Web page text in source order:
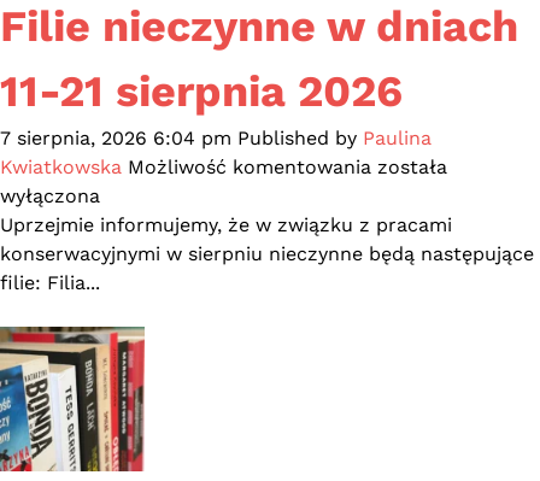
Filie nieczynne w dniach
11-21 sierpnia 2026
7 sierpnia, 2026 6:04 pm Published by Paulina
Kwiatkowska Możliwość komentowania Filie
w
dniach
została
wyłączona
Uprzejmie informujemy, że w związku z pracami
konserwacyjnymi w sierpniu nieczynne będą następujące
filie: Filia...